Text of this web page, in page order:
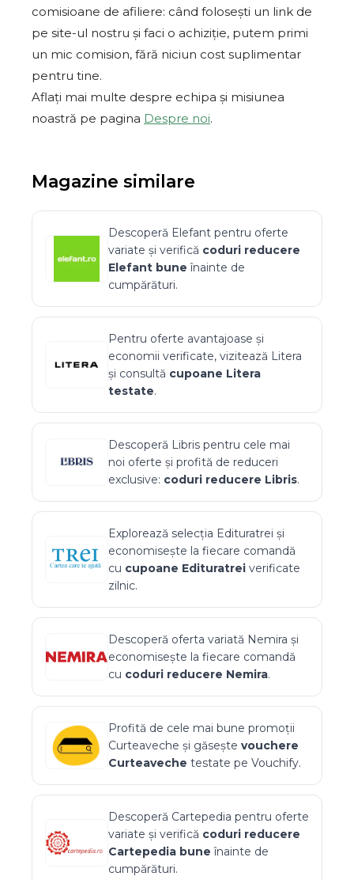
comisioane de afiliere: când folosești un link de
pe site-ul nostru și faci o achiziție, putem primi
un mic comision, fără niciun cost suplimentar
pentru tine.
Aflați mai multe despre echipa și misiunea
noastră pe pagina Despre noi.
Magazine similare
Descoperă Elefant pentru oferte
variate și verifică coduri reducere
Elefant bune înainte de
cumpărături.
Pentru oferte avantajoase și
economii verificate, vizitează Litera
și consultă cupoane Litera
testate.
Descoperă Libris pentru cele mai
noi oferte și profită de reduceri
exclusive: coduri reducere Libris.
Explorează selecția Edituratrei și
economisește la fiecare comandă
cu cupoane Edituratrei verificate
zilnic.
Descoperă oferta variată Nemira și
economisește la fiecare comandă
cu coduri reducere Nemira.
Profită de cele mai bune promoții
Curteaveche și găsește vouchere
Curteaveche testate pe Vouchify.
Descoperă Cartepedia pentru oferte
variate și verifică coduri reducere
Cartepedia bune înainte de
cumpărături.